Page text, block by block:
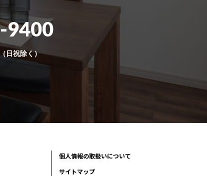
9400
日祝除く）
個人情報の取扱いについて
サイトマップ